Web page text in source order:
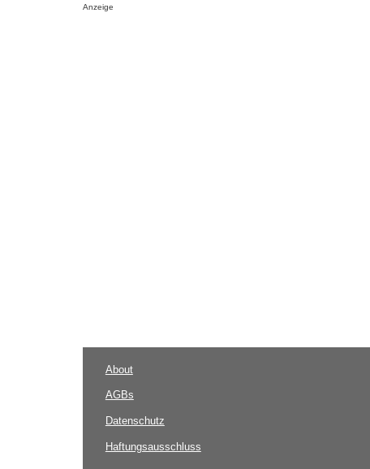
Anzeige
About
AGBs
Datenschutz
Haftungsausschluss